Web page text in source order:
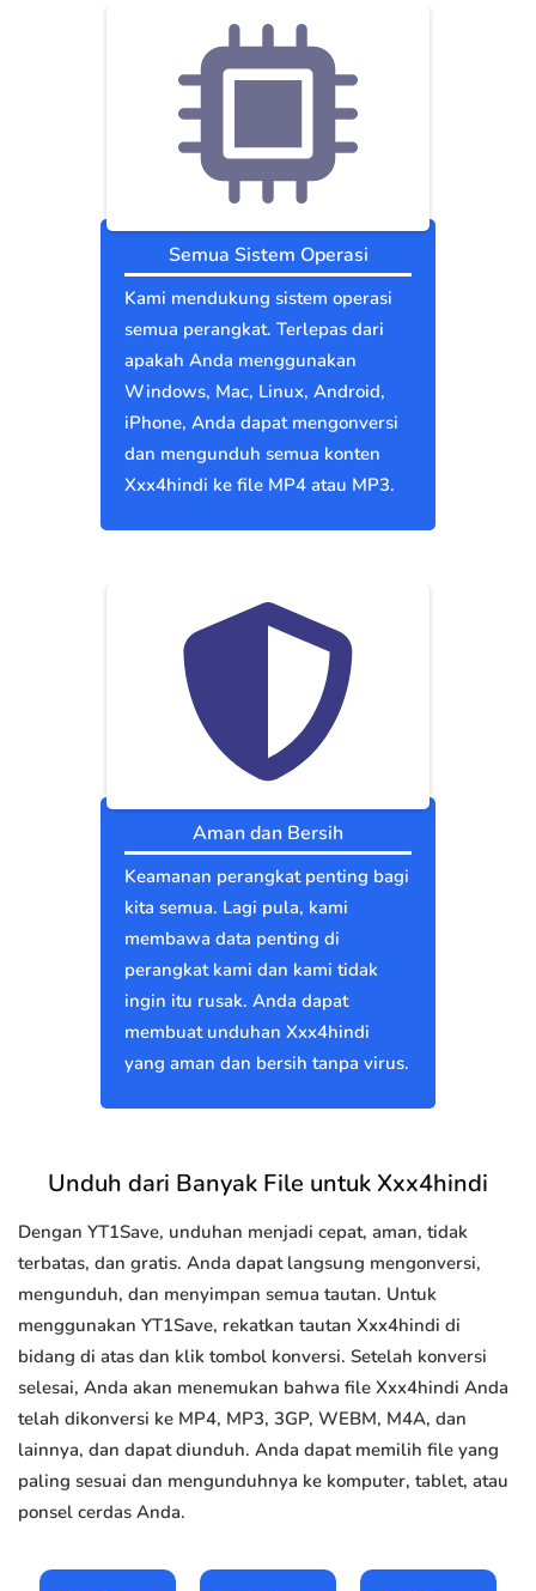
Semua Sistem Operasi
Kami mendukung sistem operasi
semua perangkat. Terlepas dari
apakah Anda menggunakan
Windows, Mac, Linux, Android,
iPhone, Anda dapat mengonversi
dan mengunduh semua konten
Xxx4hindi ke file MP4 atau MP3.
Aman dan Bersih
Keamanan perangkat penting bagi
kita semua. Lagi pula, kami
membawa data penting di
perangkat kami dan kami tidak
ingin itu rusak. Anda dapat
membuat unduhan Xxx4hindi
yang aman dan bersih tanpa virus.
Unduh dari Banyak File untuk Xxx4hindi
Dengan YT1Save, unduhan menjadi cepat, aman, tidak
terbatas, dan gratis. Anda dapat langsung mengonversi,
mengunduh, dan menyimpan semua tautan. Untuk
menggunakan YT1Save, rekatkan tautan Xxx4hindi di
bidang di atas dan klik tombol konversi. Setelah konversi
selesai, Anda akan menemukan bahwa file Xxx4hindi Anda
telah dikonversi ke MP4, MP3, 3GP, WEBM, M4A, dan
lainnya, dan dapat diunduh. Anda dapat memilih file yang
paling sesuai dan mengunduhnya ke komputer, tablet, atau
ponsel cerdas Anda.